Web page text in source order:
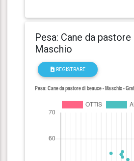
Pesa: Cane da
Maschio
REGISTRARE